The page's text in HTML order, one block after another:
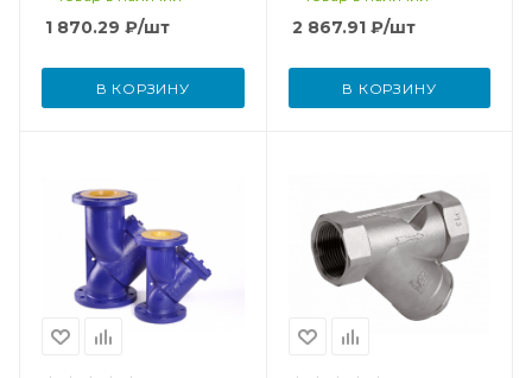
1 870.29 ₽/шт
В КОРЗИНУ
пробкой и магнитной
вставкой
2 867.91₽/шт
В КОРЗИНУ